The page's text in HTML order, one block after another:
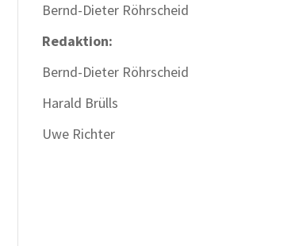
Bernd-Dieter Röhrscheid
Redaktion:
Bernd-Dieter Röhrscheid
Harald Brülls
Uwe Richter